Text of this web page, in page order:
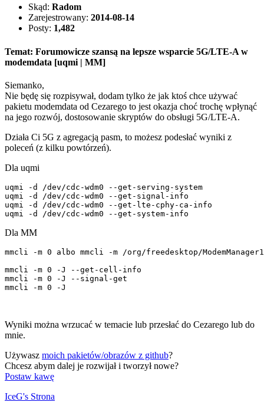
Skąd: Radom
Zarejestrowany: 2014-08-14
Posty: 1,482
Temat: Forumowicze szansą na lepsze wsparcie 5G/LTE-A w
modemdata [uqmi | MM]
Siemanko,
Nie będę się rozpisywał, dodam tylko że jak ktoś chce używać
pakietu modemdata od Cezarego to jest okazja choć trochę wpłynąć
na jego rozwój, dostosowanie skryptów do obsługi 5G/LTE-A.
Działa Ci 5G z agregacją pasm, to możesz podesłać wyniki z
poleceń (z kilku powtórzeń).
Dla uqmi
uqmi -d /dev/cdc-wdm0 --get-serving-system
uqmi -d /dev/cdc-wdm0 --get-signal-info
uqmi -d /dev/cdc-wdm0 --get-lte-cphy-ca-info
uqmi -d /dev/cdc-wdm0 --get-system-info
Dla MM
mmcli -m 0 albo mmcli -m /org/freedesktop/
mmcli -m 0 -J --get-cell-info
mmcli -m 0 -J --signal-get
mmcli -m 0 -J
Wyniki można wrzucać w temacie lub przesłać do Cezarego lub do
mnie.
Używasz moich pakietów/obrazów z github?
Chcesz abym dalej je rozwijał i tworzył nowe?
Postaw kawę
IceG's Strona